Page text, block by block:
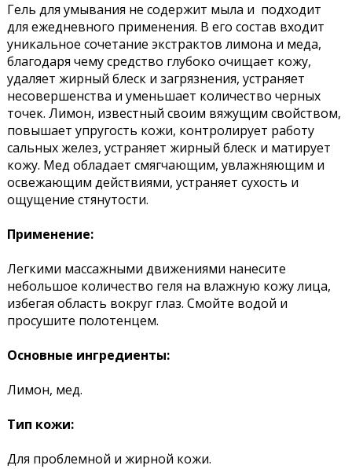
Гель для умывания не содержит мыла и подходит
для ежедневного применения. В его состав входит
уникальное сочетание экстрактов лимона и меда,
благодаря чему средство глубоко очищает кожу,
удаляет жирный блеск и загрязнения, устраняет
несовершенства и уменьшает количество черных
точек. Лимон, известный своим вяжущим свойством,
повышает упругость кожи, контролирует работу
сальных желез, устраняет жирный блеск и матирует
кожу. Мед обладает смягчающим, увлажняющим и
освежающим действиями, устраняет сухость и
ощущение стянутости.
Применение:
Легкими массажными движениями нанесите
небольшое количество геля на влажную кожу лица,
избегая область вокруг глаз. Смойте водой и
просушите полотенцем.
Основные ингредиенты:
Лимон, мед.
Тип кожи:
Для проблемной и жирной кожи.